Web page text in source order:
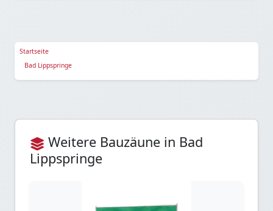
Startseite
Bad Lippspringe
Weitere Bauzäune in Bad
Lippspringe